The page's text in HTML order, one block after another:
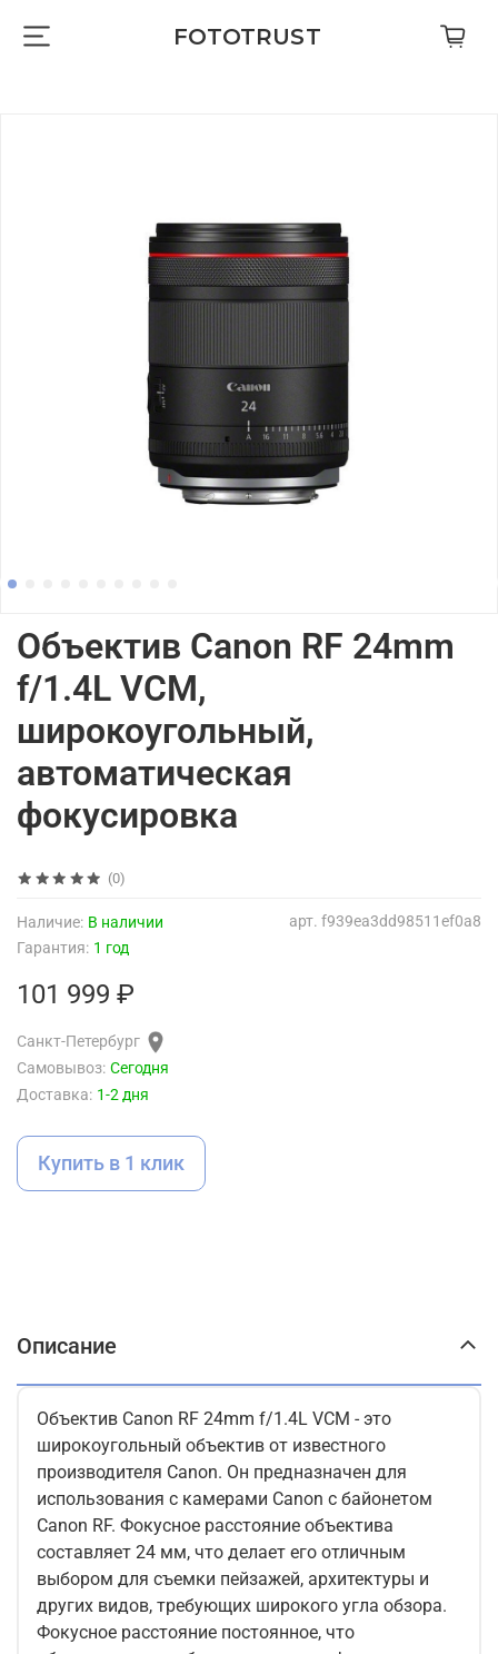
FOTOTRUST
(0)
арт. f939ea3dd98511ef0a8
Наличие: В наличии
Гарантия: 1 год
Объектив Canon RF 24mm
f/1.4L VCM,
широкоугольный,
автоматическая
фокусировка
101 999 ₽
Санкт-Петербург
Самовывоз: Сегодня
Доставка: 1-2 дня
Купить в 1 клик
Описание
Объектив Canon RF 24mm f/1.4L VCM - это
широкоугольный объектив от известного
производителя Canon. Он предназначен для
использования с камерами Canon с байонетом
Canon RF. Фокусное расстояние объектива
составляет 24 мм, что делает его отличным
выбором для съемки пейзажей, архитектуры и
других видов, требующих широкого угла обзора.
Фокусное расстояние постоянное, что